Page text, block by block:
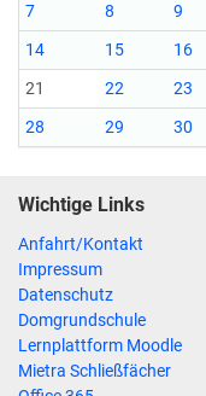
7
8 9
14
15 16
21
22 23
28
29 30
Wichtige Links
Anfahrt/Kontakt
Impressum
Datenschutz
Domgrundschule
Lernplattform Moodle
Mietra Schließfächer